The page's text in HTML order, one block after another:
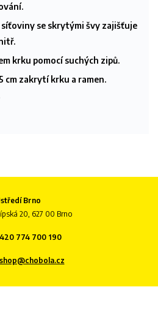
síťoviny se skrytými švy zajišťuje
krku pomocí suchých zipů.
cm zakrytí krku a ramen.
Brno
20, 627 00 Brno
774 700 190